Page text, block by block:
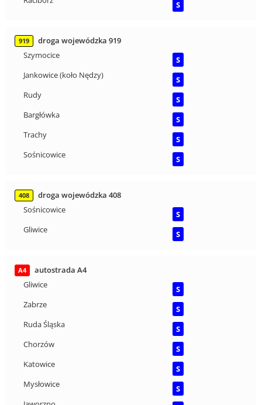
S
919
droga wojewódzka 919
Szymocice
S
Jankowice (koło Nędzy)
S
Rudy
S
Bargłówka
S
Trachy
S
Sośnicowice
S
408
droga wojewódzka 408
Sośnicowice
S
Gliwice
S
A4
autostrada A4
Gliwice
S
Zabrze
S
Ruda Śląska
S
Chorzów
S
Katowice
S
Mysłowice
S